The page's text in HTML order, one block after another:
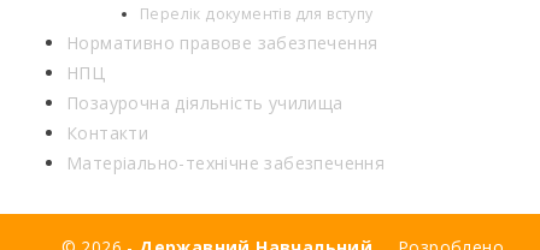
Перелік документів для вступу
Нормативно правове забезпечення
НПЦ
Позаурочна діяльність училища
Контакти
Матеріально-технічне забезпечення